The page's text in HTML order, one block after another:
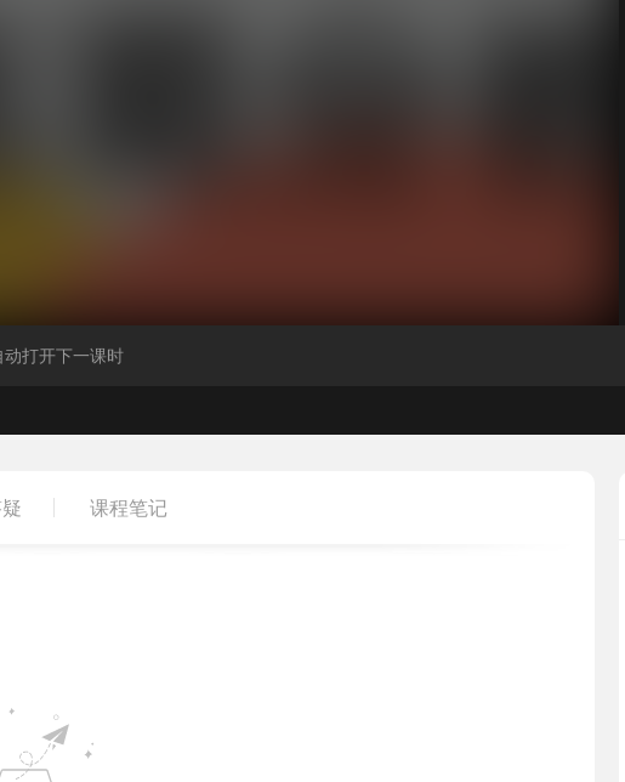
动打开下一课时
课程笔记